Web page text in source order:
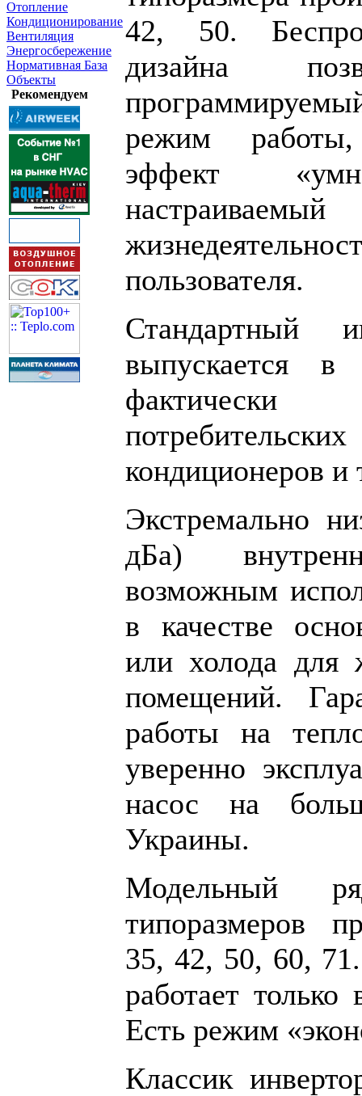
Отопление
Кондиционирование
Вентиляция
Энергосбережение
Нормативная База
Объекты
Рекомендуем
42, 50.
дизайна
режим работы,
эффект
пользователя.
Стандартный
выпускается
фактически
кондиционеров и
Экстремально
дБа)
возможным
в качестве
или холода для
помещений.
работы на
уверенно
насос на
Украины.
Модельный
типоразмеров
35, 42, 50, 60,
работает только
Есть режим
Классик